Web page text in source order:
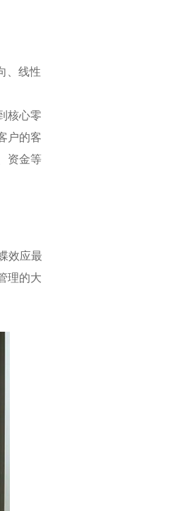
、线性
核心零
户的客
资金等
效应最
理的大